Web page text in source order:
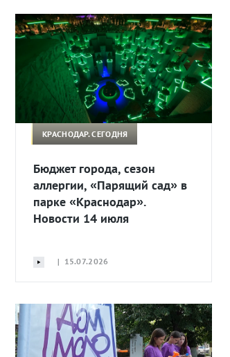
КРАСНОДАР. СЕГОДНЯ
Бюджет города, сезон
аллергии, «Парящий сад» в
парке «Краснодар».
Новости 14 июля
| 15.07.2026